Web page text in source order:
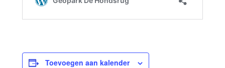
Toevoegen aan kalender